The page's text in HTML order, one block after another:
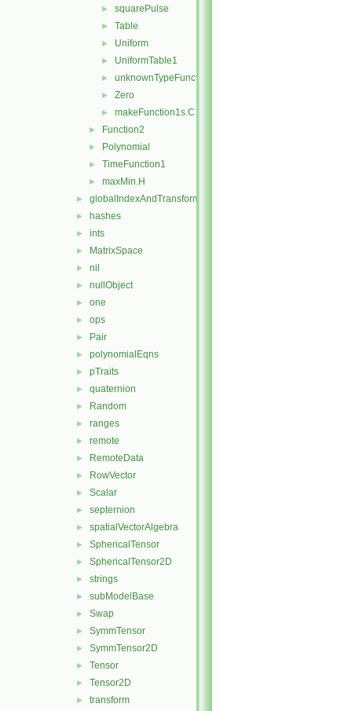
► squarePulse
► Table
► Uniform
► UniformTable1
► unknownTypeFunction1
► Zero
► makeFunction1s.C
► Function2
► Polynomial
► TimeFunction1
► maxMin.H
► globalIndexAndTransform
► hashes
► ints
► MatrixSpace
► nil
► nullObject
► one
► ops
► Pair
► polynomialEqns
► pTraits
► quaternion
► Random
► ranges
► remote
► RemoteData
► RowVector
► Scalar
► septernion
► spatialVectorAlgebra
► SphericalTensor
► SphericalTensor2D
► strings
► subModelBase
► Swap
► SymmTensor
► SymmTensor2D
► Tensor
► Tensor2D
► transform